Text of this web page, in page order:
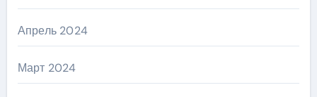
Апрель 2024
Март 2024